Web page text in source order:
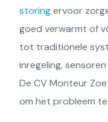
storingervoor
goed verwarmt of
tot traditionele
inregeling,
De CV Monteur
om het probleem